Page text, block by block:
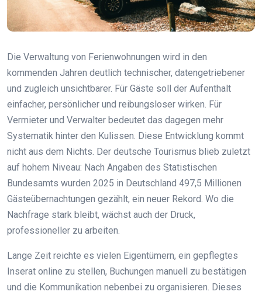
Die Verwaltung von Ferienwohnungen wird in den
kommenden Jahren deutlich technischer, datengetriebener
und zugleich unsichtbarer. Für Gäste soll der Aufenthalt
einfacher, persönlicher und reibungsloser wirken. Für
Vermieter und Verwalter bedeutet das dagegen mehr
Systematik hinter den Kulissen. Diese Entwicklung kommt
nicht aus dem Nichts. Der deutsche Tourismus blieb zuletzt
auf hohem Niveau: Nach Angaben des Statistischen
Bundesamts wurden 2025 in Deutschland 497,5 Millionen
Gästeübernachtungen gezählt, ein neuer Rekord. Wo die
Nachfrage stark bleibt, wächst auch der Druck,
professioneller zu arbeiten.
Lange Zeit reichte es vielen Eigentümern, ein gepflegtes
Inserat online zu stellen, Buchungen manuell zu bestätigen
und die Kommunikation nebenbei zu organisieren. Dieses